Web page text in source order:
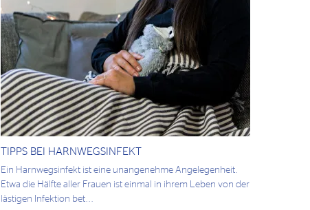
TIPPS BEI HARNWEGSINFEKT
Ein Harnwegsinfekt ist eine unangenehme Angelegenheit.
Etwa die Hälfte aller Frauen ist einmal in ihrem Leben von der
lästigen Infektion bet...